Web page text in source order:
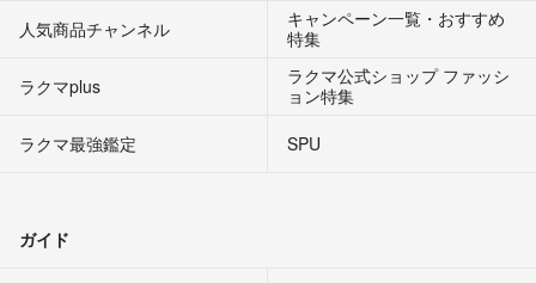
人気商品チャンネル
キャンペーン一覧・おすすめ
特集
ラクマplus
ラクマ公式ショップ ファッシ
ョン特集
ラクマ最強鑑定
SPU
ガイド